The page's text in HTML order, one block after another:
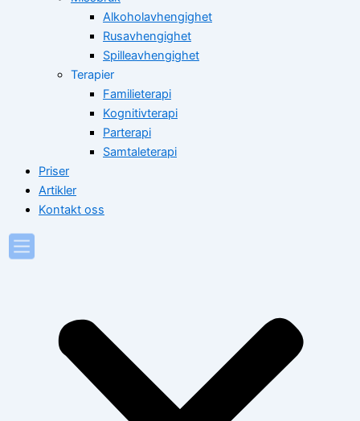
Alkoholavhengighet
Rusavhengighet
Spilleavhengighet
Terapier
Familieterapi
Kognitivterapi
Parterapi
Samtaleterapi
Priser
Artikler
Kontakt oss